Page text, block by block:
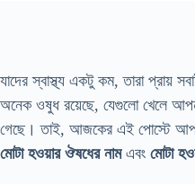
যাদের স্বাস্থ্য একটু কম, তারা প্রায়
অনেক ওষুধ রয়েছে, যেগুলো খেলে
গেছে। তাই, আজকের এই পোস্টে
মোটা হওয়ার ঔষধের নাম এবং মোটা